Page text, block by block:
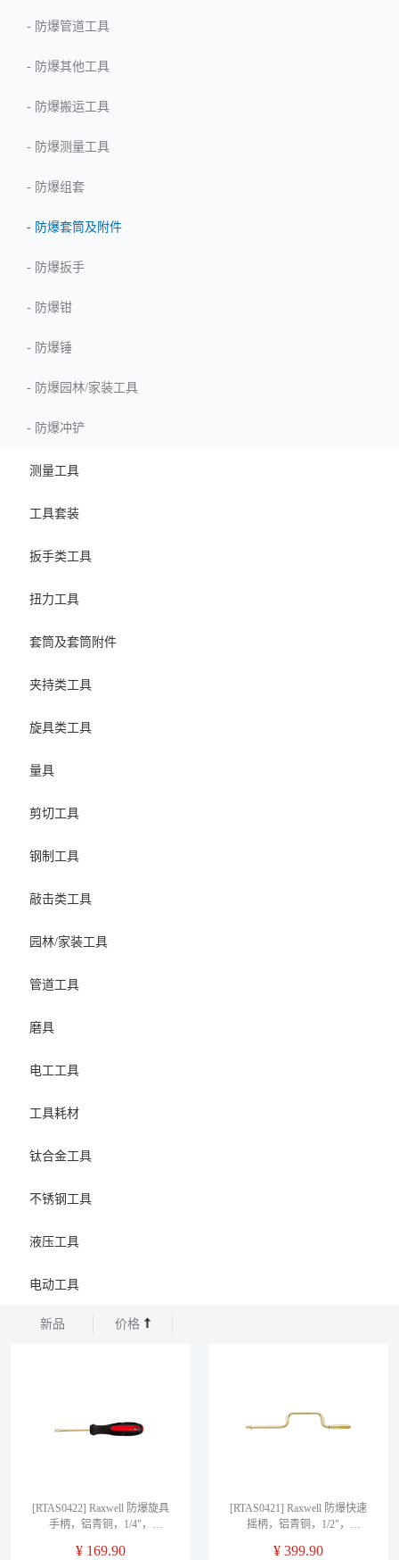
- 防爆管道工具
- 防爆其他工具
- 防爆搬运工具
- 防爆测量工具
- 防爆组套
- 防爆套筒及附件
- 防爆扳手
- 防爆钳
- 防爆锤
- 防爆园林/家装工具
- 防爆冲铲
测量工具
工具套装
扳手类工具
扭力工具
套筒及套筒附件
夹持类工具
旋具类工具
量具
剪切工具
钢制工具
敲击类工具
园林/家装工具
管道工具
磨具
电工工具
工具耗材
钛合金工具
不锈钢工具
液压工具
电动工具
新品 价格
[RTAS0422] Raxwell 防爆旋具
手柄，铝青铜，1/4"，
¥ 169.90
[RTAS0421] Raxwell 防爆快速
摇柄，铝青铜，1/2"，
¥399.90